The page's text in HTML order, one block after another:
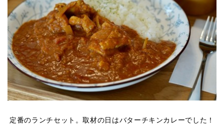
定番のランチセット。取材の日はバターチキンカレーでした！